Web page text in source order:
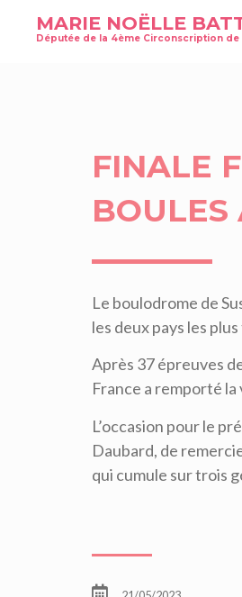
MARIE NOËLLE
Députée de la 4ème Circonscription de
FINALE
BOULES
Le boulodrome de
les deux pays les
Après 37 épreuves
France a remporté
L’occasion pour le
Daubard, de
qui cumule sur trois